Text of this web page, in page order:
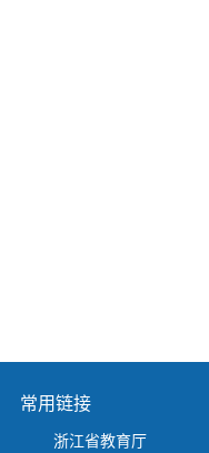
常用链接
浙江省教育厅